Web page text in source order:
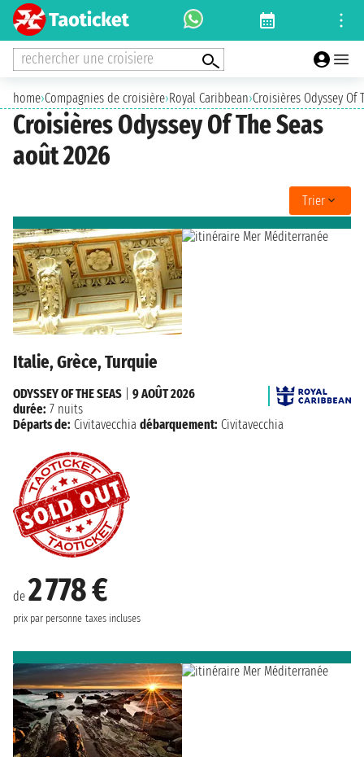
rechercher une croisiere
home›Compagnies de croisière›Royal Caribbean›Croisières Odyssey Of
Croisières Odyssey Of The Seas
août 2026
Trier
Italie, Grèce, Turquie
de 2 778 €
prix par personne taxes incluses
ODYSSEY OF THE SEAS
9 AOÛT 2026
durée: 7 nuits
Départs de: Civitavecchia débarquement: Civitavecchia